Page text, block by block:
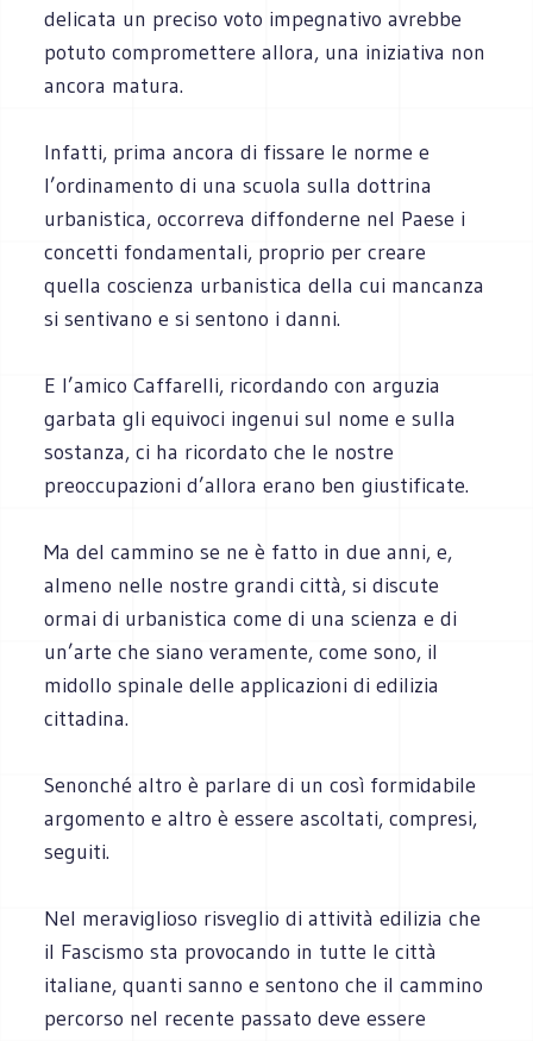
delicata un preciso voto impegnativo avrebbe
potuto compromettere allora, una iniziativa non
ancora matura.
Infatti, prima ancora di fissare le norme e
l’ordinamento di una scuola sulla dottrina
urbanistica, occorreva diffonderne nel Paese i
concetti fondamentali, proprio per creare
quella coscienza urbanistica della cui mancanza
si sentivano e si sentono i danni.
E l’amico Caffarelli, ricordando con arguzia
garbata gli equivoci ingenui sul nome e sulla
sostanza, ci ha ricordato che le nostre
preoccupazioni d’allora erano ben giustificate.
Ma del cammino se ne è fatto in due anni, e,
almeno nelle nostre grandi città, si discute
ormai di urbanistica come di una scienza e di
un’arte che siano veramente, come sono, il
midollo spinale delle applicazioni di edilizia
cittadina.
Senonché altro è parlare di un così formidabile
argomento e altro è essere ascoltati, compresi,
seguiti.
Nel meraviglioso risveglio di attività edilizia che
il Fascismo sta provocando in tutte le città
italiane, quanti sanno e sentono che il cammino
percorso nel recente passato deve essere